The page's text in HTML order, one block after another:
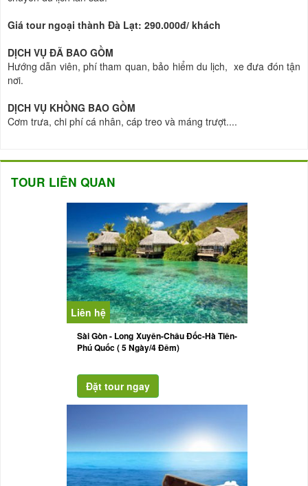
Giá tour ngoại thành Đà Lạt: 290.000đ/ khách
DỊCH VỤ ĐÃ BAO GỒM
Hướng dẫn viên, phí tham quan, bảo hiểm du lịch, xe đưa đón tận
nơi.
DỊCH VỤ KHỒNG BAO GỒM
Cơm trưa, chi phí cá nhân, cáp treo và máng trượt....
TOUR LIÊN QUAN
Liên hệ
Sài Gòn - Long Xuyên-Châu Đốc-Hà Tiên-
Phú Quốc ( 5 Ngày/4 Đêm)